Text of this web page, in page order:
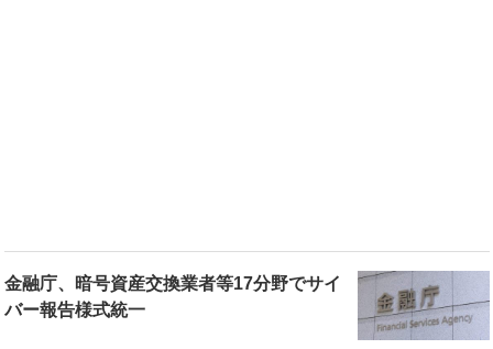
金融庁、暗号資産交換業者等17分野でサイ
バー報告様式統一